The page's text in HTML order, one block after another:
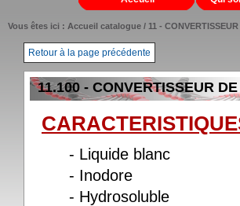
Vous êtes ici : Accueil catalogue / 11 -
Retour à la page précédente
11.100 - CONVERTISSEUR
- Liquide blanc
- Inodore
- Hydrosoluble